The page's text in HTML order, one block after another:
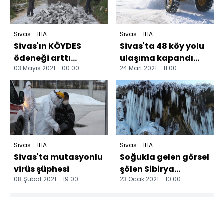
Sivas - İHA
Sivas'ın KÖYDES
ödeneği arttı
Sivas'ın 2020 yılında
66 milyon 157 bin
lira...
03 Mayıs 2021 - 00:00
Sivas - İHA
Sivas'ta 48 köy yolu
ulaşıma kapandı
Sivas'ta gece
saatlerinde etkili
olan...
24 Mart 2021 - 11:00
Sivas - İHA
Sivas'ta mutasyonlu
virüs şüphesi
08 Şubat 2021 - 19:00
Sivas - İHA
Soğukla gelen görsel
şölen Sibirya
soğuklarının
23 Ocak 2021 - 10:00